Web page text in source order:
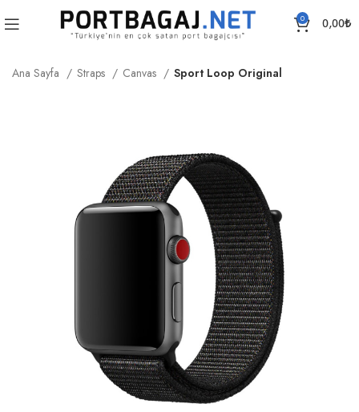
0 0,00₺
Ana Sayfa Straps Canvas Sport Loop Original